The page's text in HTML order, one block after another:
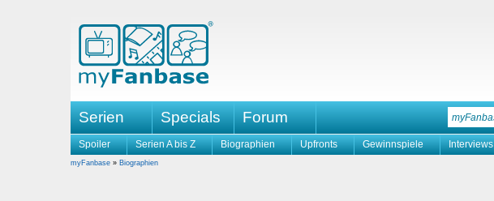
Serien Specials Forum
Spoiler Serien A bis Z Biographien Upfronts Gewinnspiele Interviews
myFanbase » Biographien